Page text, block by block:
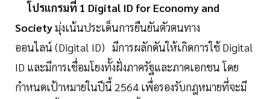
โปรแกรมที่ 1 Digital ID for Economy and
Societyมุ่งเน้นประเด็นการยืนยันตัวตนทาง
ออนไลน์ (Digital ID) มีการผลักดันให้เกิดการใช้ Digital
ID และมีการเชื่อมโยงทั้งฝั่งภาครัฐและภาคเอกชน โดย
กำหนดเป้าหมายในปีนี้ 2564 เพื่อรองรับกฎหมายที่จะมี